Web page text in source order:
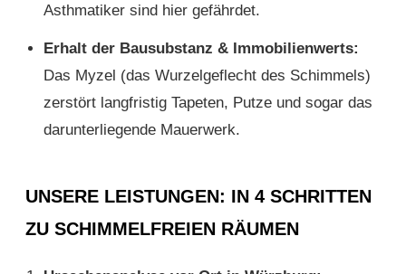
Asthmatiker sind hier gefährdet.
Erhalt der Bausubstanz & Immobilienwerts:
Das Myzel (das Wurzelgeflecht des Schimmels)
zerstört langfristig Tapeten, Putze und sogar das
darunterliegende Mauerwerk.
UNSERE LEISTUNGEN: IN 4 SCHRITTEN
ZU SCHIMMELFREIEN RÄUMEN